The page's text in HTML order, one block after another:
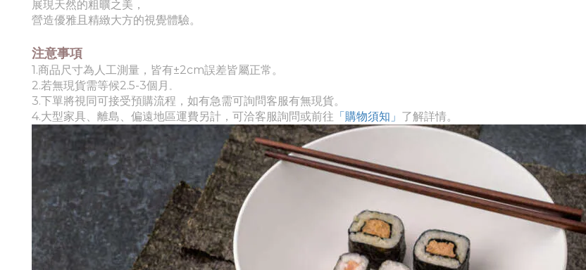
展現天然的粗曠之美，
營造優雅且精緻大方的視覺體驗。
注意事項
1.商品尺寸為人工測量，皆有±2cm誤差皆屬正常。
2.若無現貨需等候2.5-3個月 。
3.下單將視同可接受預購流程，如有急需可詢問客服有無現貨。
4.大型家具、離島、偏遠地區運費另計，可洽客服詢問或前往 「購物須知」 了解詳情。